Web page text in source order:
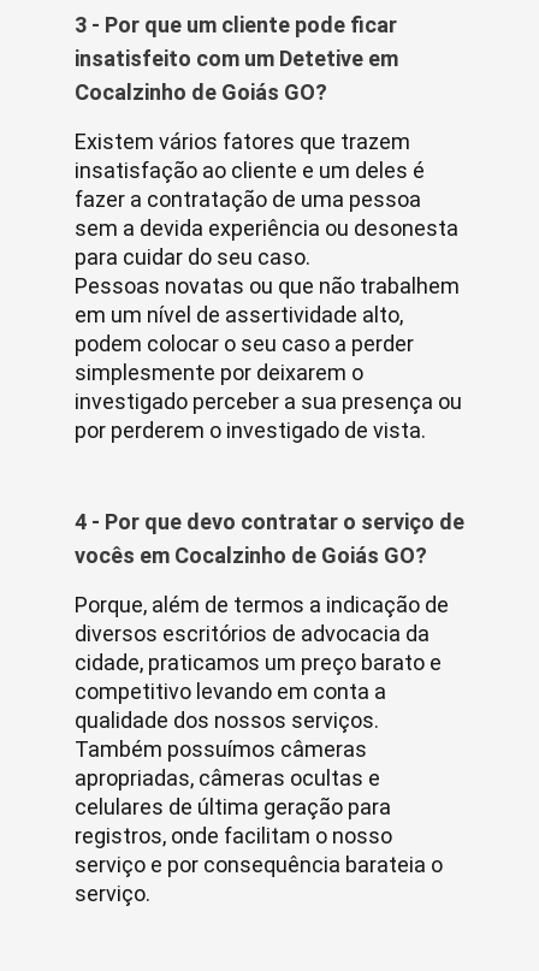
3 - Por que um cliente pode ficar
insatisfeito com um Detetive em
Cocalzinho de Goiás GO?
Existem vários fatores que trazem
insatisfação ao cliente e um deles é
fazer a contratação de uma pessoa
sem a devida experiência ou desonesta
para cuidar do seu caso.
Pessoas novatas ou que não trabalhem
em um nível de assertividade alto,
podem colocar o seu caso a perder
simplesmente por deixarem o
investigado perceber a sua presença ou
por perderem o investigado de vista.
4 - Por que devo contratar o serviço de
vocês em Cocalzinho de Goiás GO?
Porque, além de termos a indicação de
diversos escritórios de advocacia da
cidade, praticamos um preço barato e
competitivo levando em conta a
qualidade dos nossos serviços.
Também possuímos câmeras
apropriadas, câmeras ocultas e
celulares de última geração para
registros, onde facilitam o nosso
serviço e por consequência barateia o
serviço.